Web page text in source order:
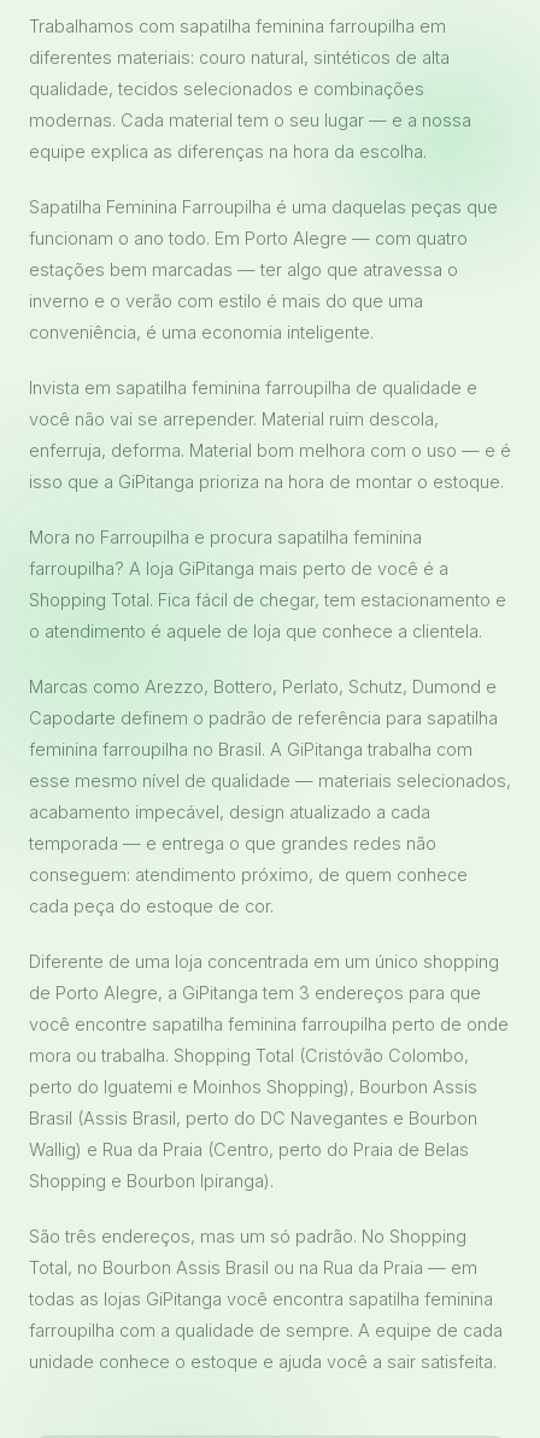
Trabalhamos com sapatilha feminina farroupilha em
diferentes materiais: couro natural, sintéticos de alta
qualidade, tecidos selecionados e combinações
modernas. Cada material tem o seu lugar — e a nossa
equipe explica as diferenças na hora da escolha.
Sapatilha Feminina Farroupilha é uma daquelas peças que
funcionam o ano todo. Em Porto Alegre — com quatro
estações bem marcadas — ter algo que atravessa o
inverno e o verão com estilo é mais do que uma
conveniência, é uma economia inteligente.
Invista em sapatilha feminina farroupilha de qualidade e
você não vai se arrepender. Material ruim descola,
enferruja, deforma. Material bom melhora com o uso — e é
isso que a GiPitanga prioriza na hora de montar o estoque.
Mora no Farroupilha e procura sapatilha feminina
farroupilha? A loja GiPitanga mais perto de você é a
Shopping Total. Fica fácil de chegar, tem estacionamento e
o atendimento é aquele de loja que conhece a clientela.
Marcas como Arezzo, Bottero, Perlato, Schutz, Dumond e
Capodarte definem o padrão de referência para sapatilha
feminina farroupilha no Brasil. A GiPitanga trabalha com
esse mesmo nível de qualidade — materiais selecionados,
acabamento impecável, design atualizado a cada
temporada — e entrega o que grandes redes não
conseguem: atendimento próximo, de quem conhece
cada peça do estoque de cor.
Diferente de uma loja concentrada em um único shopping
de Porto Alegre, a GiPitanga tem 3 endereços para que
você encontre sapatilha feminina farroupilha perto de onde
mora ou trabalha. Shopping Total (Cristóvão Colombo,
perto do Iguatemi e Moinhos Shopping), Bourbon Assis
Brasil (Assis Brasil, perto do DC Navegantes e Bourbon
Wallig) e Rua da Praia (Centro, perto do Praia de Belas
Shopping e Bourbon Ipiranga).
São três endereços, mas um só padrão. No Shopping
Total, no Bourbon Assis Brasil ou na Rua da Praia — em
todas as lojas GiPitanga você encontra sapatilha feminina
farroupilha com a qualidade de sempre. A equipe de cada
unidade conhece o estoque e ajuda você a sair satisfeita.